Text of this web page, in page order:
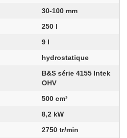
30-100 mm
250 l
9 l
hydrostatique
B&S série 4155 Intek
OHV
500 cm³
8,2 kW
2750 tr/min